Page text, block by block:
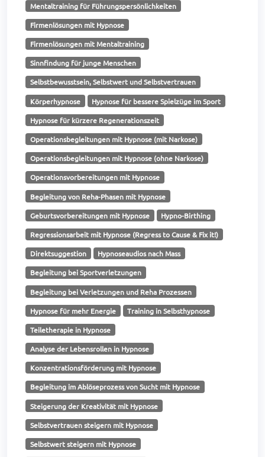
Mentaltraining für Führungspersönlichkeiten
Firmenlösungen mit Hypnose
Firmenlösungen mit Mentaltraining
Sinnfindung für junge Menschen
Selbstbewusstsein, Selbstwert und Selbstvertrauen
Körperhypnose Hypnose für bessere Spielzüge im Sport
Hypnose für kürzere Regenerationszeit
Operationsbegleitungen mit Hypnose (mit Narkose)
Operationsbegleitungen mit Hypnose (ohne Narkose)
Operationsvorbereitungen mit Hypnose
Begleitung von Reha-Phasen mit Hypnose
Geburtsvorbereitungen mit Hypnose Hypno-Birthing
Regressionsarbeit mit Hypnose (Regress to Cause & Fix it!)
Direktsuggestion Hypnoseaudios nach Mass
Begleitung bei Sportverletzungen
Begleitung bei Verletzungen und Reha Prozessen
Hypnose für mehr Energie Training in Selbsthypnose
Teiletherapie in Hypnose
Analyse der Lebensrollen in Hypnose
Konzentrationsförderung mit Hypnose
Begleitung im Ablöseprozess von Sucht mit Hypnose
Steigerung der Kreativität mit Hypnose
Selbstvertrauen steigern mit Hypnose
Selbstwert steigern mit Hypnose